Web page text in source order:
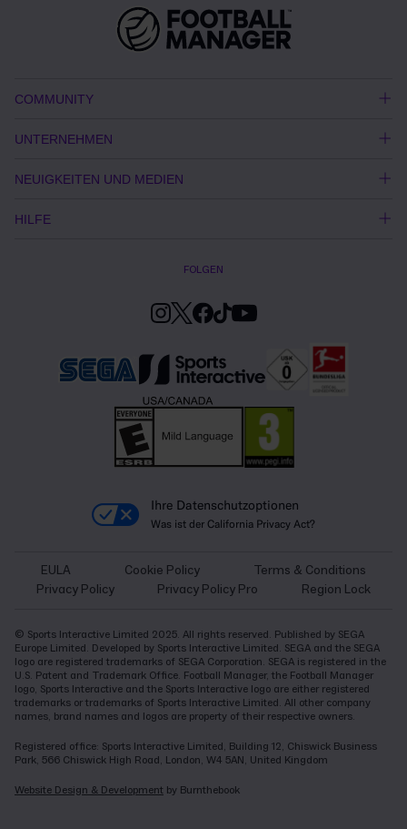
COMMUNITY
UNTERNEHMEN
NEUIGKEITEN UND MEDIEN
HILFE
FOLGEN
Ihre Datenschutzoptionen
Was ist der California Privacy Act?
EULA Cookie Policy
Terms & Conditions
Privacy Policy
Privacy Policy Pro Region Lock
© Sports Interactive Limited 2025. All rights reserved. Published by SEGA
Europe Limited. Developed by Sports Interactive Limited. SEGA and the SEGA
logo are registered trademarks of SEGA Corporation. SEGA is registered in the
U.S. Patent and Trademark Office. Football Manager, the Football Manager
logo, Sports Interactive and the Sports Interactive logo are either registered
trademarks or trademarks of Sports Interactive Limited. All other company
names, brand names and logos are property of their respective owners.
Registered office: Sports Interactive Limited, Building 12, Chiswick Business
Park, 566 Chiswick High Road, London, W4 5AN, United Kingdom
Website Design & Development by Burnthebook